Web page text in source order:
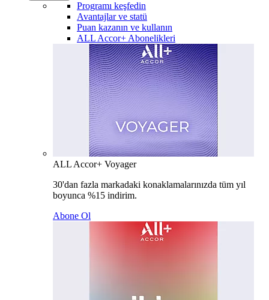
Programı keşfedin
Avantajlar ve statü
Puan kazanın ve kullanın
ALL Accor+ Abonelikleri
ALL Accor+ Voyager
30'dan fazla markadaki konaklamalarınızda tüm yıl
boyunca %15 indirim.
Abone Ol